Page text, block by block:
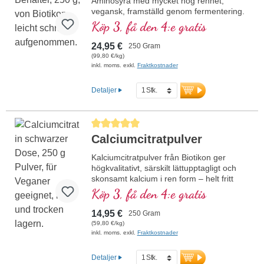
vegansk, framställd genom fermentering.
Smakneutral och lättlöslig – ger idealiskt
stöd vid mental ansträngning. Aluminiumfri
försegling och över 20 års erfarenhet av
produktion garanterar högsta kvalitet. Per
dagsdos 1–2 g.
Köp 3, få den 4:e gratis
24,95 € 250 Gram
(99,80 €/kg)
inkl. moms. exkl. Fraktkostnader
Detaljer
Genomsnittligt betyg på 5 av 5 stjärnor
Calciumcitratpulver
Kalciumcitratpulver från Biotikon ger
högkvalitativt, särskilt lättupptagligt och
skonsamt kalcium i ren form – helt fritt
från tillsatser och med optimal
biotillgänglighet. Kalcium spelar en
avgörande roll i kroppen. Det är viktigt för
energi, skelett, tänder, muskler, nerver
samt matsmältning och cellomsättning.
klimakteriet. Tack vare den skonsamma
Köp 3, få den 4:e gratis
14,95 € 250 Gram
(59,80 €/kg)
inkl. moms. exkl. Fraktkostnader
Detaljer